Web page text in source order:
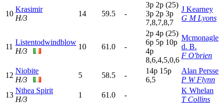
10
Krasimir
H/3
14 59.5 -
3p 2p (25)
3p 2p 3p
7,8,7,8,7
J Kearney
G M Lyons
11
Listentodwindblow
H/3
10 61.0 -
2p 4p (25)
6p 5p 10p
4p
8,6,4,5,0,6
Mcmonagle
d. B.
F O'brien
12
Niobite
H/3
5 58.5 -
14p 15p
6,5
Alan Persse
P W Flynn
13
Nthea Spirit
H/3
1 61.0 -
K Whelan
T Collins